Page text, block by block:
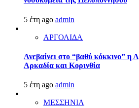
5 έτη ago admin
ΑΡΓΟΛΙΔΑ
Ανεβαίνει στο “βαθύ κόκκινο” η
Αρκαδία και Κορινθία
5 έτη ago admin
ΜΕΣΣΗΝΙΑ